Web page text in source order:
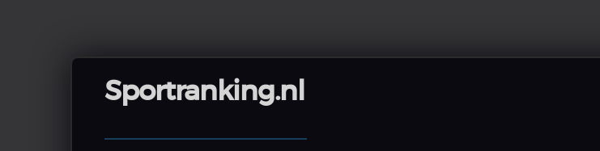
Sportranking.nl